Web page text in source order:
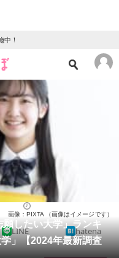
中！
ス
育児
チ
したい大学」ランキ
」【2024年最新調査
画像：PIXTA （画像はイメージです）
LINE hatena